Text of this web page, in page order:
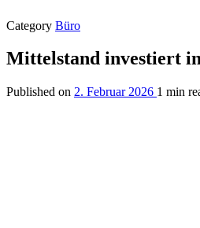
Category Büro
Mittelstand investiert
Published on 2. Februar 2026 1 min